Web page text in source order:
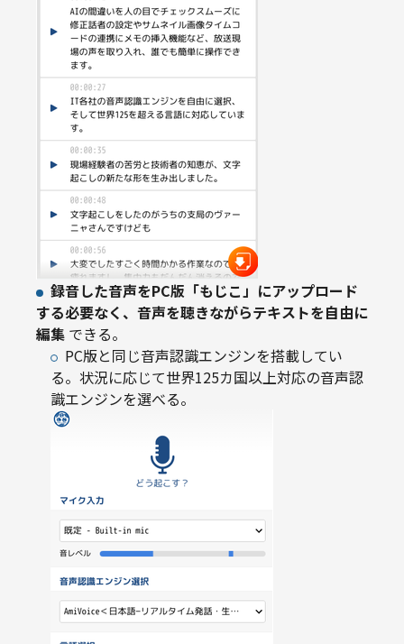
録音した音声をPC版「もじこ」にアップロード
する必要なく、音声を聴きながらテキストを自由に
編集 できる。
PC版と同じ音声認識エンジンを搭載してい
る。状況に応じて世界125カ国以上対応の音声認
識エンジンを選べる。